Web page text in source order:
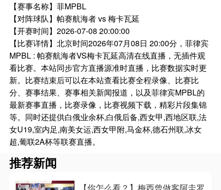
【赛事名称】菲MPBL
【对阵球队】帕赛航海者 vs 梅卡瓦延
【开赛时间】2026-07-08 20:00:00
【比赛详情】北京时间2026年07月08日 20:00分，菲律宾
MPBL : 帕赛航海者VS梅卡瓦延高清在线直播，无插件观
看比赛。本站同步官方直播源准时直播，比赛数据实时更
新。比赛结束后可以在本站查看比赛全程录像、比赛比
分、赛事结果、赛事相关新闻报道，以及菲律宾MPBL的
最新赛事直播，比赛录像，比赛视频下载，精彩片段集锦
等。同时还提供白俄业余杯,白俄后备,西女甲,西地区联,法
女U19,室内足,南美女运,西女甲附,马金杯,德石州联,冰女
超,葡联2A杯等联赛直播。
推荐新闻